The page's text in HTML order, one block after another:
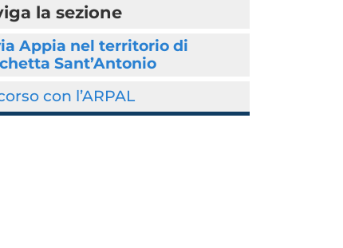
la sezione
Appia nel territorio di
Sant’Antonio
con l’ARPAL